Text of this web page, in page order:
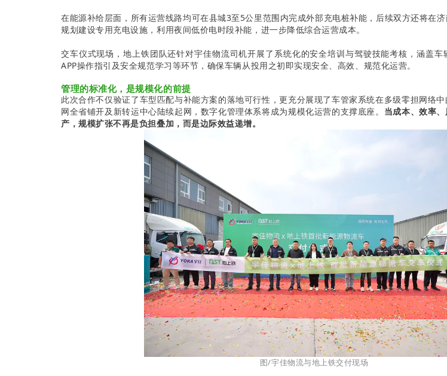
在能源补给层面，所有运营线路均可在县城3至5公里范围内完成外部充电桩补能，后续双方还将在
规划建设专用充电设施，利用夜间低价电时段补能，进一步降低综合运营成本。
交车仪式现场，地上铁团队还针对宇佳物流司机开展了系统化的安全培训与驾驶技能考核，涵盖
APP操作指引及安全规范学习等环节，确保车辆从投用之初即实现安全、高效、规范化运营。
管理的标准化，是规模化的前提
此次合作不仅验证了车型匹配与补能方案的落地可行性，更充分展现了车管家系统在多级零担网络
网全省铺开及新转运中心陆续起网，数字化管理体系将成为规模化运营的支撑底座。 当成本、效率
产 ，规模扩张不再是负担叠加，而是边际效益递增。
图/宇佳物流与地上铁交付现场